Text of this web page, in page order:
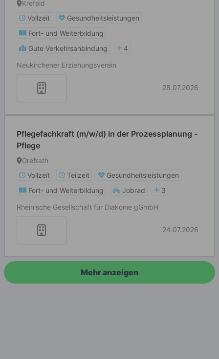
Krefeld
Vollzeit
Gesundheitsleistungen
Fort- und Weiterbildung
Gute Verkehrsanbindung
4
Neukirchener Erziehungsverein
28.07.2026
Pflegefachkraft (m/w/d) in der Prozessplanung -
Pflege
Grefrath
Vollzeit
Teilzeit
Gesundheitsleistungen
Fort- und Weiterbildung
Jobrad
3
Rheinische Gesellschaft für Diakonie gGmbH
24.07.2026
Mehr anzeigen